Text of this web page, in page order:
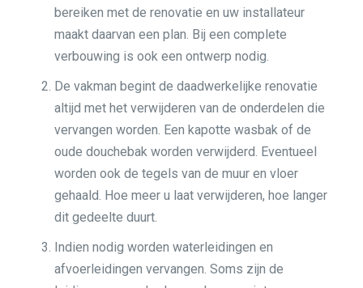
bereiken met de renovatie en uw installateur
maakt daarvan een plan. Bij een complete
verbouwing is ook een ontwerp nodig.
De vakman begint de daadwerkelijke renovatie
altijd met het verwijderen van de onderdelen die
vervangen worden. Een kapotte wasbak of de
oude douchebak worden verwijderd. Eventueel
worden ook de tegels van de muur en vloer
gehaald. Hoe meer u laat verwijderen, hoe langer
dit gedeelte duurt.
Indien nodig worden waterleidingen en
afvoerleidingen vervangen. Soms zijn de